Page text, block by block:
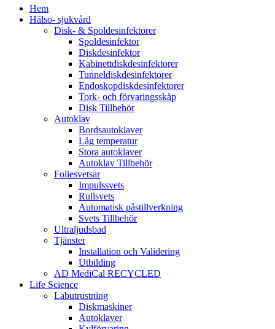
Hem
Hälso- sjukvård
Disk- & Spoldesinfektorer
Spoldesinfektor
Diskdesinfektor
Kabinettdiskdesinfektorer
Tunneldiskdesinfektorer
Endoskopdiskdesinfektorer
Tork- och förvaringsskåp
Disk Tillbehör
Autoklav
Bordsautoklaver
Låg temperatur
Stora autoklaver
Autoklav Tillbehör
Foliesvetsar
Impulssvets
Rullsvets
Automatisk påstillverkning
Svets Tillbehör
Ultraljudsbad
Tjänster
Installation och Validering
Utbilding
AD MediCal RECYCLED
Life Science
Labutrustning
Diskmaskiner
Autoklaver